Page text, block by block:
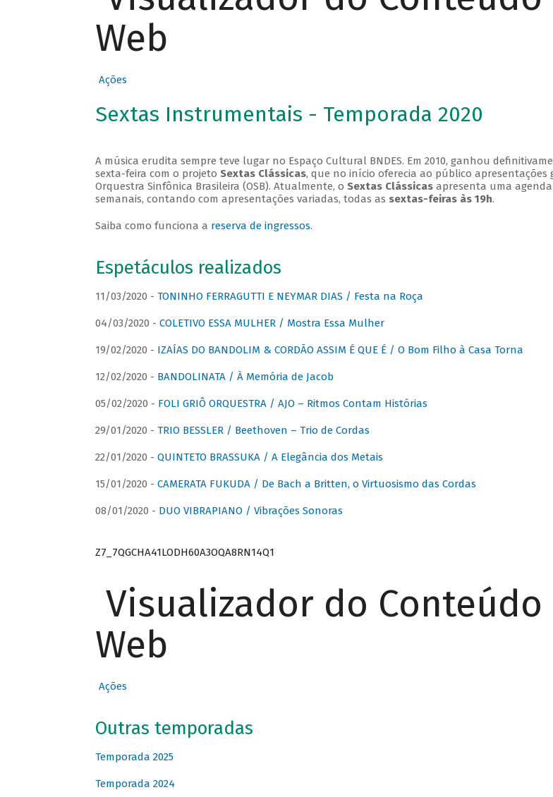
Web
Ações
Sextas Instrumentais - Temporada 2020
A música erudita sempre teve lugar no Espaço Cultural BNDES. Em 2010, ganhou
sexta-feira com o projeto Sextas Clássicas, que no início oferecia ao público apresentações
Orquestra Sinfônica Brasileira (OSB). Atualmente, o Sextas Clássicasapresenta uma
semanais, contando com apresentações variadas, todas as sextas-feiras às 19h.
Saiba como funciona a reserva de ingressos.
Espetáculos realizados
11/03/2020 - TONINHO FERRAGUTTI E NEYMAR DIAS / Festa na Roça
04/03/2020 - COLETIVO ESSA MULHER / Mostra Essa Mulher
19/02/2020 - IZAÍAS DO BANDOLIM & CORDÃO ASSIM É QUE É / O Bom Filho à Casa Torna
12/02/2020 - BANDOLINATA / À Memória de Jacob
05/02/2020 - FOLI GRIÔ ORQUESTRA / AJO – Ritmos Contam Histórias
29/01/2020 - TRIO BESSLER / Beethoven – Trio de Cordas
22/01/2020 - QUINTETO BRASSUKA / A Elegância dos Metais
15/01/2020 - CAMERATA FUKUDA / De Bach a Britten, o Virtuosismo das Cordas
08/01/2020 - DUO VIBRAPIANO / Vibrações Sonoras
Z7_7QGCHA41LODH60A3OQA8RN14Q1
Visualizador do Conteúdo
Web
Ações
Outras temporadas
Temporada 2025
Temporada 2024